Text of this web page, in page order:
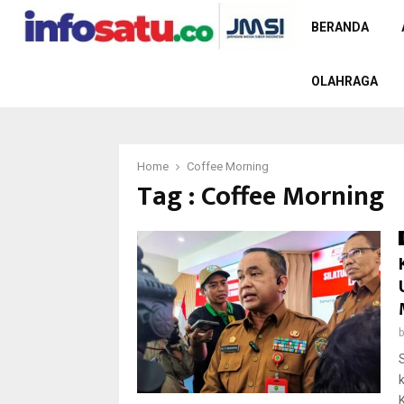
BERANDA
OLAHRAGA
Home Coffee Morning
Tag : Coffee Morning